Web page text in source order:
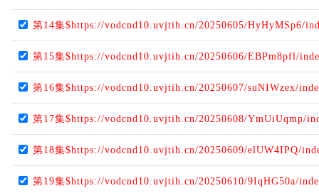
第14集$https://vodcnd10.uvjtih.cn/20250605/HyHyMSp6/
第15集$https://vodcnd10.uvjtih.cn/20250606/EBPm8pfl/
第16集$https://vodcnd10.uvjtih.cn/20250607/suNIWzex/
第17集$https://vodcnd10.uvjtih.cn/20250608/YmUiUqmp/
第18集$https://vodcnd10.uvjtih.cn/20250609/elUW4IPQ/
第19集$https://vodcnd10.uvjtih.cn/20250610/9IqHG50a/